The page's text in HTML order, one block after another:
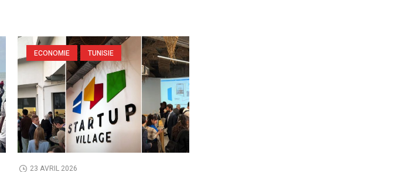
ECONOMIE TUNISIE
23 AVRIL 2026